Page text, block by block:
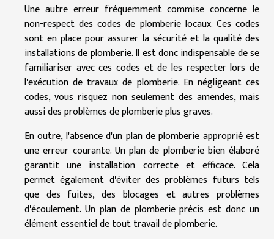
Une autre erreur fréquemment commise concerne le
non-respect des codes de plomberie locaux. Ces codes
sont en place pour assurer la sécurité et la qualité des
installations de plomberie. Il est donc indispensable de se
familiariser avec ces codes et de les respecter lors de
l'exécution de travaux de plomberie. En négligeant ces
codes, vous risquez non seulement des amendes, mais
aussi des problèmes de plomberie plus graves.
En outre, l'absence d'un plan de plomberie approprié est
une erreur courante. Un plan de plomberie bien élaboré
garantit une installation correcte et efficace. Cela
permet également d'éviter des problèmes futurs tels
que des fuites, des blocages et autres problèmes
d'écoulement. Un plan de plomberie précis est donc un
élément essentiel de tout travail de plomberie.